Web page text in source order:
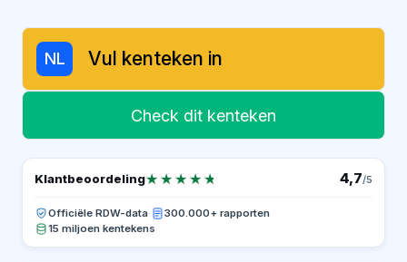
NL
Check dit kenteken
Klantbeoordeling★★★★★
★★★★★ 4,7/5
Officiële RDW-data·
300.000+ rapporten
15 miljoen kentekens